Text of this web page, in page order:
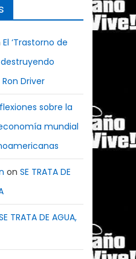
El ‘Trastorno de
destruyendo
Driver
sobre la
mundial
onSE TRATA DE
TRATA DE AGUA,